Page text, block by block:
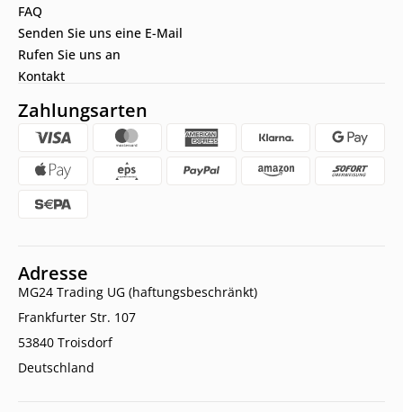
FAQ
Senden Sie uns eine E-Mail
Rufen Sie uns an
Kontakt
Zahlungsarten
Adresse
MG24 Trading UG (haftungsbeschränkt)
Frankfurter Str. 107
53840 Troisdorf
Deutschland